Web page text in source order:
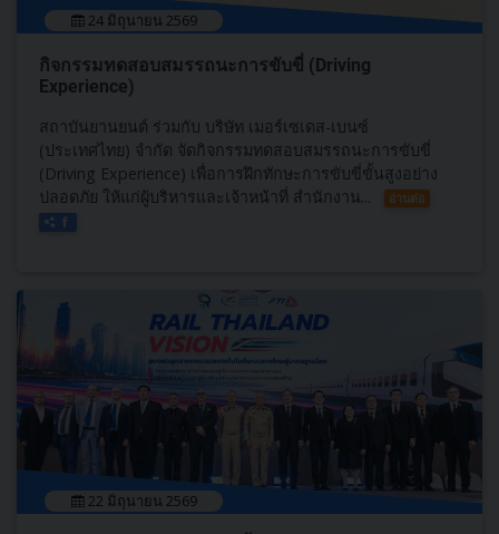
24 มิถุนายน 2569
กิจกรรมทดสอบสมรรถนะการขับขี่ (Driving
Experience)
สถาบันยานยนต์ ร่วมกับ บริษัท เมอร์เซเดส-เบนซ์
(ประเทศไทย) จำกัด จัดกิจกรรมทดสอบสมรรถนะการขับขี่
(Driving Experience) เพื่อการฝึกทักษะการขับขี่ขั้นสูงอย่าง
ปลอดภัย ให้แก่ผู้บริหารและเจ้าหน้าที่ สำนักงาน...
อ่านต่อ
22 มิถุนายน 2569